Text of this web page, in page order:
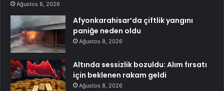
Ağustos 8, 2026
Afyonkarahisar’da çiftlik yangını
paniğe neden oldu
Ağustos 8, 2026
Altında sessizlik bozuldu: Alım fırsatı
için beklenen rakam geldi
Ağustos 8, 2026